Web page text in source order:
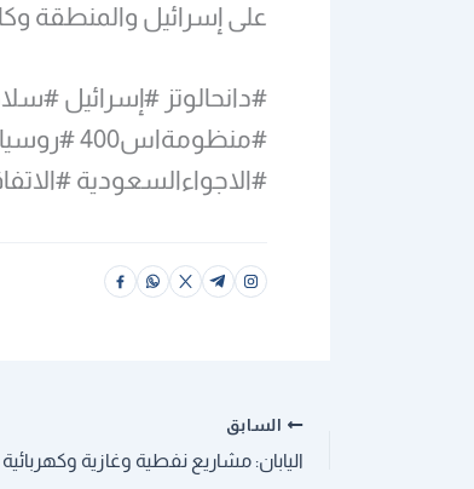
على إسرائيل والمنطقة
#دانحالوتز #إسرائيل
#الاجواءالسعودية
السابق